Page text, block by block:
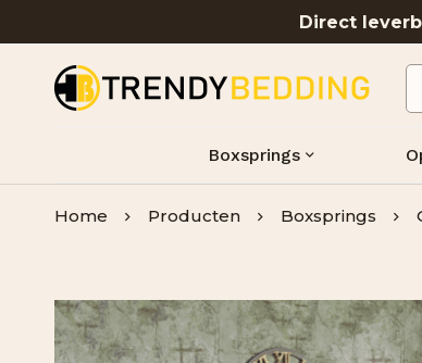
Direct
Boxsprings
Home Producten Boxsprings